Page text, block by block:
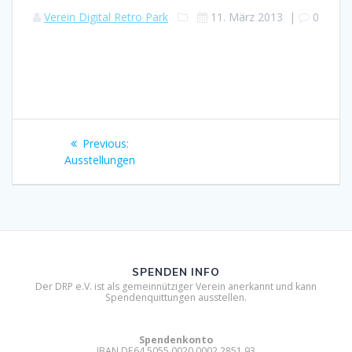
Verein Digital Retro Park 11. März 2013 | 0
Beitragsnavigation
Previous:Previous
post:
Ausstellungen
SPENDEN INFO
Der DRP e.V. ist als gemeinnütziger Verein anerkannt und kann
Spendenquittungen ausstellen.
Spendenkonto